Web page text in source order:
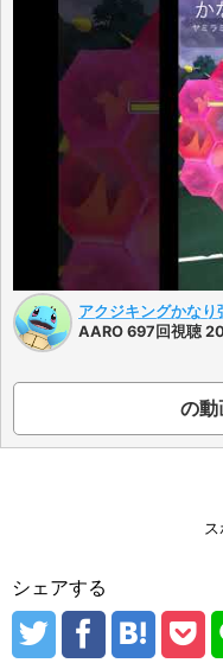
アクジキングかな
AARO 697回視聴
の動
ス
シェアする